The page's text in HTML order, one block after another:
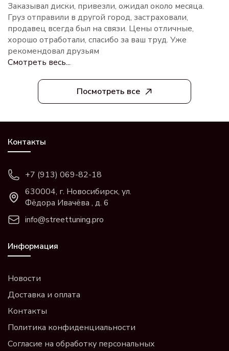
Посмотреть все
Заказывал диски, привезли, ожидал около месяца.
Груз отправили в другой город, застраховали,
продавец всегда был на связи. Цены отличные,
хорошо отработали, спасибо за ваш труд. Уже
рекомендовал друзьям
Смотреть весь...
Контакты
+7 (913) 069-82-18
630004, г. Новосибирск, ул.
Фёдора Ивачёва , д. 6
info@streettuning.pro
Информация
Новости
Доставка и оплата
Контакты
Политика конфиденциальности
Согласие на обработку персональных